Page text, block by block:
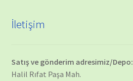
İletişim
Satış ve gönderim adresimiz/Depo:
Halil Rıfat Paşa Mah.